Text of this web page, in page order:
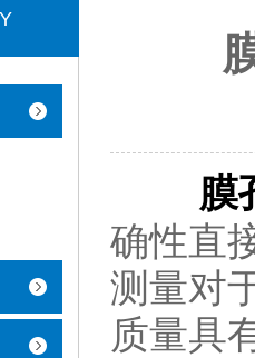
膜
确性直
测量对
质量具